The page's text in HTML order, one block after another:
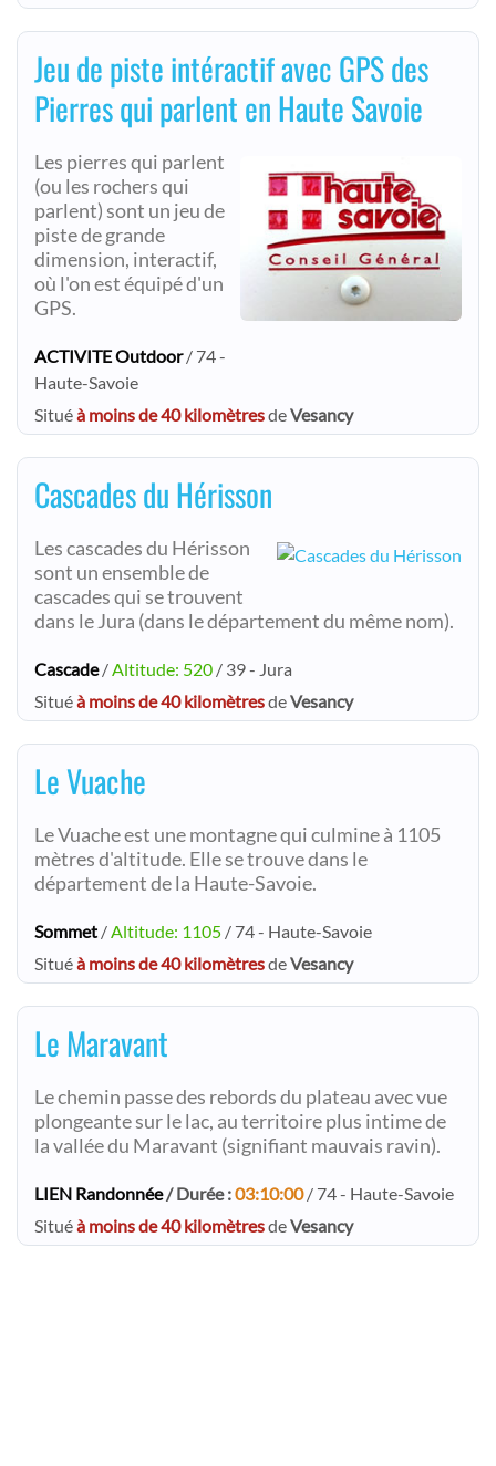
Jeu de piste intéractif avec GPS des
Pierres qui parlent en Haute Savoie
Les pierres qui parlent
(ou les rochers qui
parlent) sont un jeu de
piste de grande
dimension, interactif,
où l'on est équipé d'un
GPS.
ACTIVITE Outdoor/ 74 -
Haute-Savoie
Situéà moins de 40 kilomètresdeVesancy
Cascades du Hérisson
Les cascades du Hérisson
sont un ensemble de
cascades qui se trouvent
dans le Jura (dans le département du même nom).
Cascade/Altitude: 520 / 39 - Jura
Situéà moins de 40 kilomètresdeVesancy
Le Vuache
Le Vuache est une montagne qui culmine à 1105
mètres d'altitude. Elle se trouve dans le
département de la Haute-Savoie.
Sommet /Altitude: 1105 / 74 - Haute-Savoie
Situéà moins de 40 kilomètresdeVesancy
Le Maravant
Le chemin passe des rebords du plateau avec vue
plongeante sur le lac, au territoire plus intime de
la vallée du Maravant (signifiant mauvais ravin).
LIEN Randonnée/ Durée :03:10:00/ 74 - Haute-Savoie
Situéà moins de 40 kilomètresdeVesancy